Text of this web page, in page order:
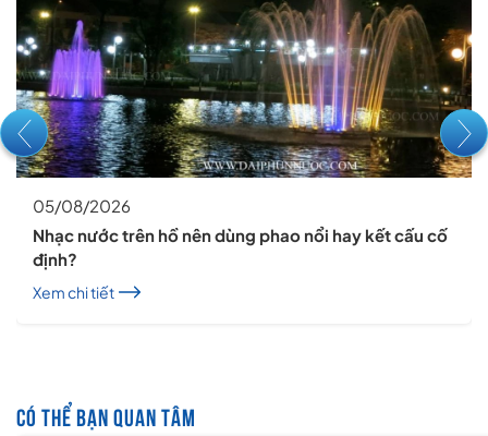
05/08/2026
Nhạc nước trên hồ nên dùng phao nổi hay kết cấu cố
định?
Xem chi tiết
CÓ THỂ BẠN QUAN TÂM